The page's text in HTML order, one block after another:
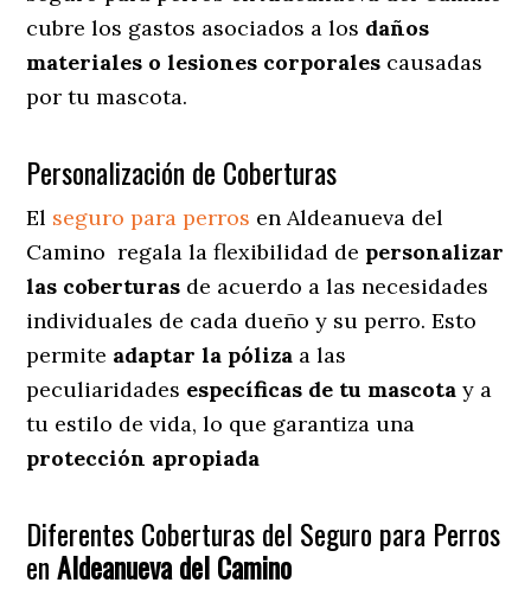
cubre los gastos asociados a los daños
materiales o lesiones corporales causadas
por tu mascota.
Personalización de Coberturas
El seguro para perros en Aldeanueva del
Camino regala la flexibilidad de personalizar
las coberturas de acuerdo a las necesidades
individuales de cada dueño y su perro. Esto
permite adaptar la póliza a las
peculiaridades específicas de tu mascota y a
tu estilo de vida, lo que garantiza una
protección apropiada
Diferentes Coberturas del Seguro para Perros
en Aldeanueva del Camino